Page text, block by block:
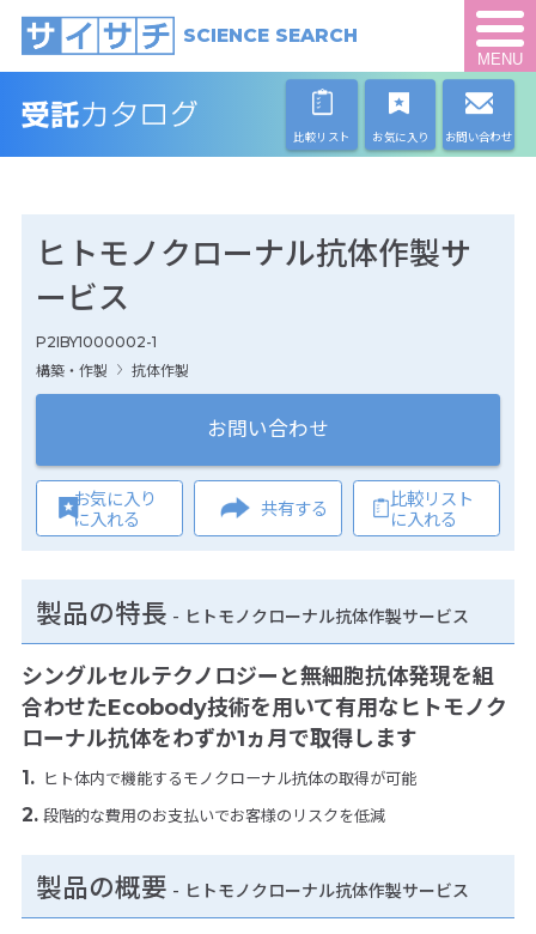
SCIENCE SEARCH
MENU
比較リスト お気に入り お問い合わせ
ヒトモノクローナル抗体作製サ
ービス
P2IBY1000002-1
構築・作製
抗体作製
お問い合わせ
お気に入り
に入れる
共有する
比較リスト
に入れる
製品の特長 - ヒトモノクローナル抗体作製サービス
シングルセルテクノロジーと無細胞抗体発現を組
合わせたEcobody技術を用いて有用なヒトモノク
ローナル抗体をわずか1ヵ月で取得します
ヒト体内で機能するモノクローナル抗体の取得が可能
段階的な費用のお支払いでお客様のリスクを低減
製品の概要 - ヒトモノクローナル抗体作製サービス